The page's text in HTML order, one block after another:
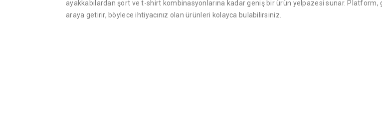
ayakkabılardan şort ve t-shirt kombinasyonlarına kadar geniş bir ürün yelpazesi sunar.
araya getirir, böylece ihtiyacınız olan ürünleri kolayca bulabilirsiniz.